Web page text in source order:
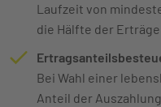
Laufzeit von
die Hälfte der
Bei Wahl einer
Anteil der